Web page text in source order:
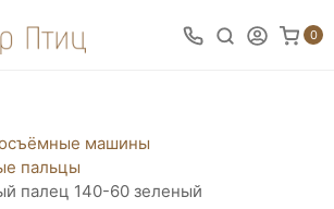
0
машины
пальцы
палец 140-60 зеленый